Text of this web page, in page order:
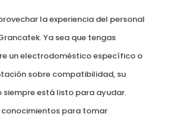
la experiencia del personal
Ya sea que tengas
un electrodoméstico específico o
sobre compatibilidad, su
siempre está listo para ayudar.
conocimientos para tomar